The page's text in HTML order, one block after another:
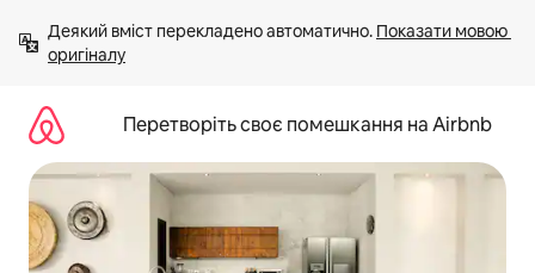
вмісту
Деякий вміст перекладено автоматично. Показати мовою
оригіналу
Перетворіть своє помешкання на Airbnb